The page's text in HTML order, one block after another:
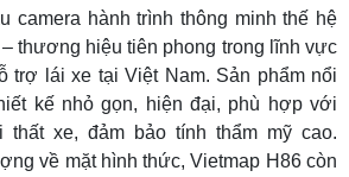
camera hành trình thông minh thế hệ
thương hiệu tiên phong trong lĩnh vực
trợ lái xe tại Việt Nam. Sản phẩm nổi
kế nhỏ gọn, hiện đại, phù hợp với
thất xe, đảm bảo tính thẩm mỹ cao.
về mặt hình thức, Vietmap H86 còn